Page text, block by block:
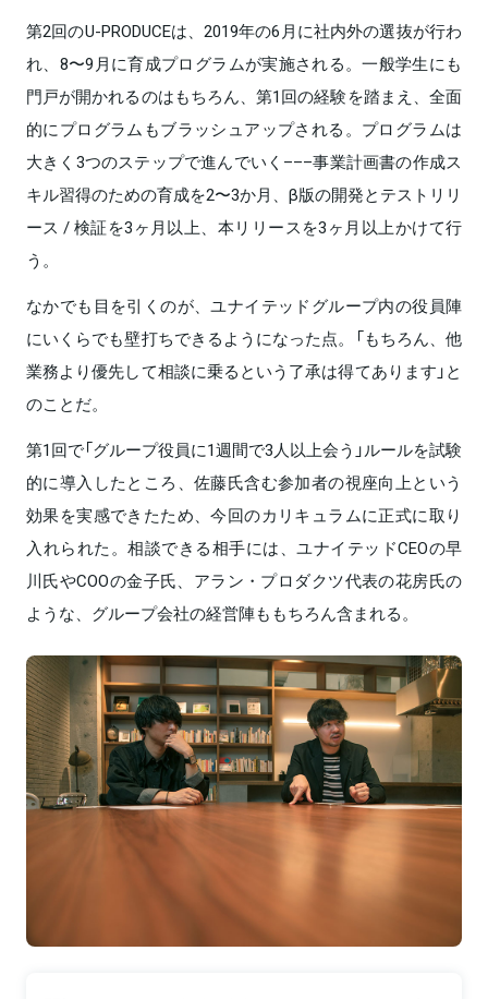
第2回のU-PRODUCEは、2019年の6月に社内外の選抜が行わ
れ、8〜9月に育成プログラムが実施される。一般学生にも
門戸が開かれるのはもちろん、第1回の経験を踏まえ、全面
的にプログラムもブラッシュアップされる。プログラムは
大きく3つのステップで進んでいく–––事業計画書の作成ス
キル習得のための育成を2〜3か月、β版の開発とテストリリ
ース / 検証を3ヶ月以上、本リリースを3ヶ月以上かけて行
う。
なかでも目を引くのが、ユナイテッドグループ内の役員陣
にいくらでも壁打ちできるようになった点。「もちろん、他
業務より優先して相談に乗るという了承は得てあります」と
のことだ。
第1回で「グループ役員に1週間で3人以上会う」ルールを試験
的に導入したところ、佐藤氏含む参加者の視座向上という
効果を実感できたため、今回のカリキュラムに正式に取り
入れられた。相談できる相手には、ユナイテッドCEOの早
川氏やCOOの金子氏、アラン・プロダクツ代表の花房氏の
ような、グループ会社の経営陣ももちろん含まれる。